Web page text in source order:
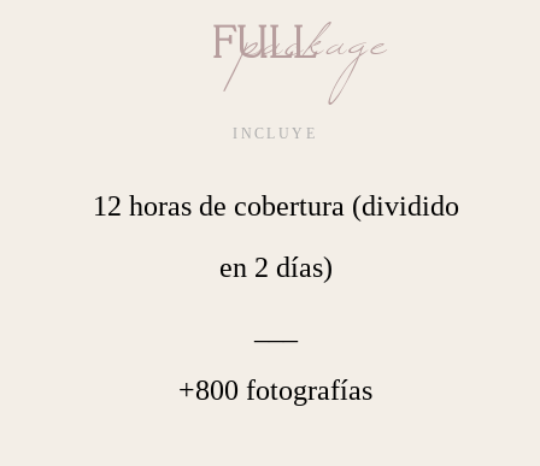
FULL
package
INCLUYE
12 horas de cobertura (dividido
en 2 días)
+800 fotografías